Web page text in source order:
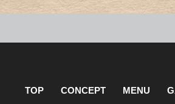
TOP CONCEPT MENU